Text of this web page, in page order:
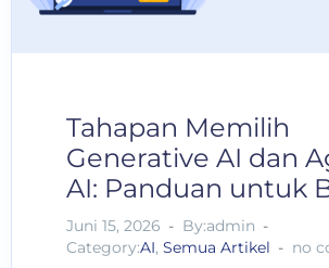
Tahapan Memilih
Generative AI dan
AI: Panduan untuk
Juni 15, 2026
By:admin
Category:AI, Semua Artikel no